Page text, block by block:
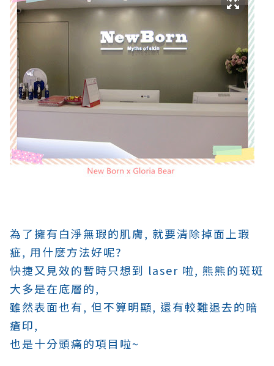
為了擁有白淨無瑕的肌膚, 就要清除掉面上瑕
疵, 用什麼方法好呢?
快捷又見效的暫時只想到 laser 啦, 熊熊的斑斑
大多是在底層的,
雖然表面也有, 但不算明顯, 還有較難退去的暗
瘡印,
也是十分頭痛的項目啦~